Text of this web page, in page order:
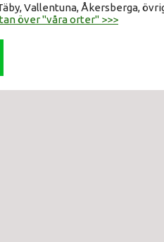
Vallentuna, Åkersberga,
över "våra orter" >>>